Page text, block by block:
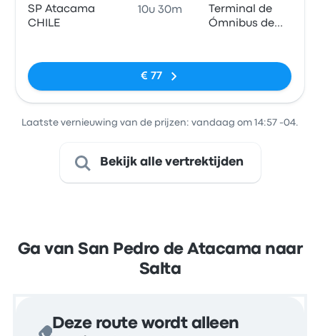
SP Atacama
CHILE
10u 30m
Terminal de
Ómnibus de
€ 77
Laatste vernieuwing van de prijzen: vandaag om 14:57 -04.
Bekijk alle vertrektijden
Ga van San Pedro de Atacama naar
Salta
Deze route wordt alleen